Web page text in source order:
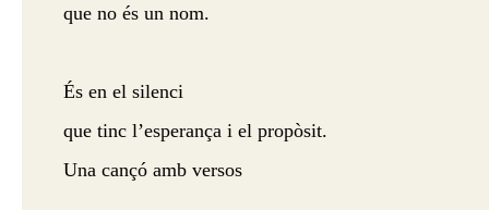
que no és un nom.
És en el silenci
que tinc l’esperança i el propòsit.
Una cançó amb versos